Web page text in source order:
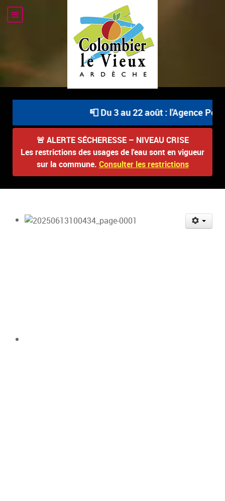
📮 Du 3 au 22 août : l'Agence
🚨 ALERTE SÉCHERESSE – NIVEAU CRISE
Les restrictions des usages de l'eau sont en vigueur
sur la commune. Consulter les restrictions